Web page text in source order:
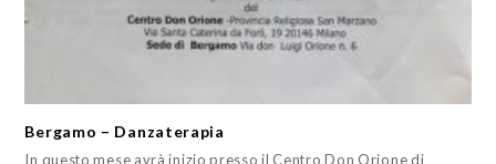
Bergamo – Danzaterapia
In questo mese avrà inizio presso il Centro Don Orione di